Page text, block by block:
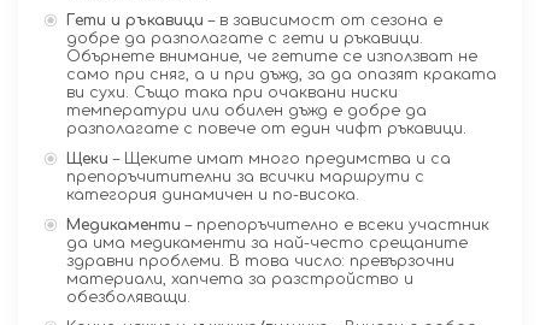
Гети и ръкавици – в зависимост от сезона е
добре да разполагате с гети и ръкавици.
Обърнете внимание, че гетите се използват не
само при сняг, а и при дъжд, за да опазят краката
ви сухи. Също така при очаквани ниски
температури или обилен дъжд е добре да
разполагате с повече от един чифт ръкавици.
Щеки – Щеките имат много предимства и са
препоръчитителни за всички маршрути с
категория динамичен и по-висока.
Медикаменти – препоръчително е всеки участник
да има медикаменти за най-често срещаните
здравни проблеми. В това число: превързочни
материали, хапчета за разстройство и
обезболяващи.